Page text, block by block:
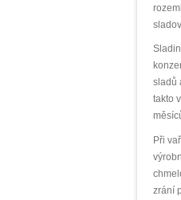
sladů
takto
Při
zrání